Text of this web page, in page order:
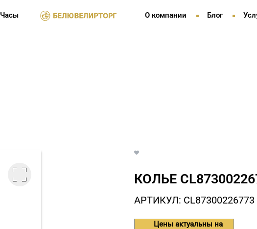
Часы О компании Блог
КОЛЬЕ
АРТИКУЛ: СL87300226773
Цены актуальны на